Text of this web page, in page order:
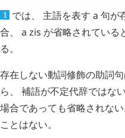
1 では、 主語を表す a 句が
合、 a zis が省略されている
る。
存在しない動詞修飾の助詞
ら、 補語が不定代辞ではな
場合であっても省略されな
ことはない。